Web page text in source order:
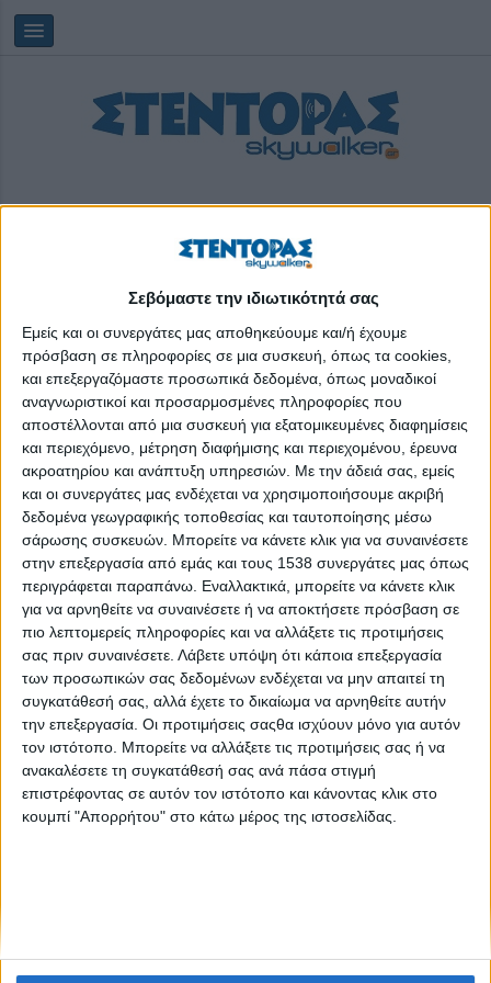
Σεβόμαστε την ιδιωτικότητά σας
Εμείς και οι συνεργάτες μας αποθηκεύουμε και/ή έχουμε
πρόσβαση σε πληροφορίες σε μια συσκευή, όπως τα cookies,
και επεξεργαζόμαστε προσωπικά δεδομένα, όπως μοναδικοί
αναγνωριστικοί και προσαρμοσμένες πληροφορίες που
αποστέλλονται από μια συσκευή για εξατομικευμένες διαφημίσεις
και περιεχόμενο, μέτρηση διαφήμισης και περιεχομένου, έρευνα
ακροατηρίου και ανάπτυξη υπηρεσιών. Με την άδειά σας, εμείς
και οι συνεργάτες μας ενδέχεται να χρησιμοποιήσουμε ακριβή
δεδομένα γεωγραφικής τοποθεσίας και ταυτοποίησης μέσω
σάρωσης συσκευών. Μπορείτε να κάνετε κλικ για να συναινέσετε
στην επεξεργασία από εμάς και τους 1538 συνεργάτες μας όπως
περιγράφεται παραπάνω. Εναλλακτικά, μπορείτε να κάνετε κλικ
για να αρνηθείτε να συναινέσετε ή να αποκτήσετε πρόσβαση σε
πιο λεπτομερείς πληροφορίες και να αλλάξετε τις προτιμήσεις
σας πριν συναινέσετε. Λάβετε υπόψη ότι κάποια επεξεργασία
των προσωπικών σας δεδομένων ενδέχεται να μην απαιτεί τη
συγκατάθεσή σας, αλλά έχετε το δικαίωμα να αρνηθείτε αυτήν
την επεξεργασία. Οι προτιμήσεις σαςθα ισχύουν μόνο για αυτόν
τον ιστότοπο. Μπορείτε να αλλάξετε τις προτιμήσεις σας ή να
ανακαλέσετε τη συγκατάθεσή σας ανά πάσα στιγμή
επιστρέφοντας σε αυτόν τον ιστότοπο και κάνοντας κλικ στο
κουμπί "Απορρήτου" στο κάτω μέρος της ιστοσελίδας.
ιλαρά
Αναζωπύρωση της ιλαράς σε παγκόσμιο επίπεδο
Έξαρση της ιλαράς στην Ευρώπη
NEWSLETTER